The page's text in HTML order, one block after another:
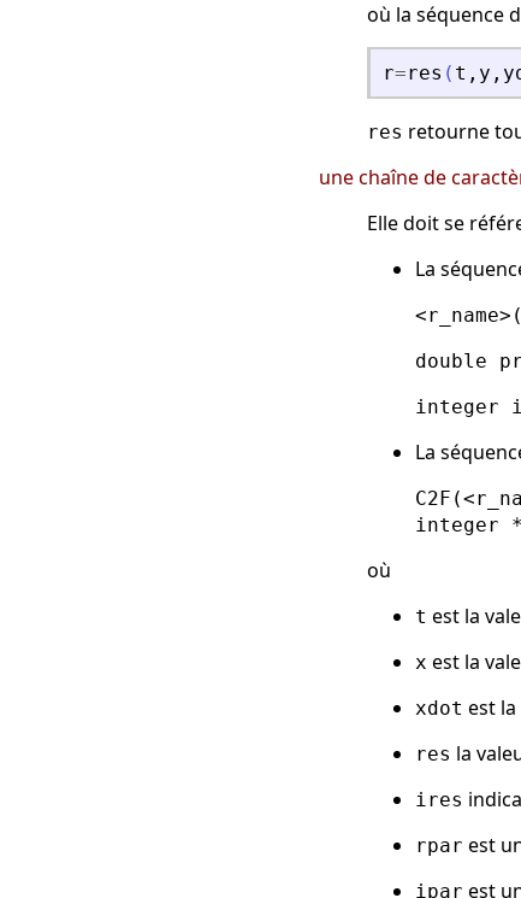
où la séquence
r=res ( t , y ,
res retourne
une chaîne de
Elle doit se
La
double
integer
La
integer
où
t est la
x est la
xdot est
res la
ires
rpar est
ipar est